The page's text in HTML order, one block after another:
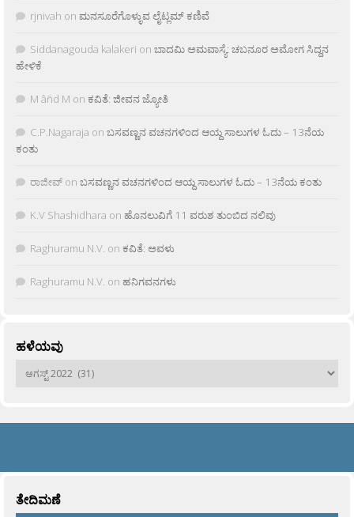
rjnivah on ಮನಸೂರೆಗೊಳ್ಳುವ ಲೈಟ್ಲಮ್ ಕಣಿವೆ
Siddanagouda kalakeri on ಬಾದಮಿ ಅಮವಾಸ್ಯೆ: ಚಬನೂರ ಅಮೋಗ ಸಿದ್ದನ
ಹೇಳಿಕೆ
M âñd M on ಕವಿತೆ: ಜೀವನ ಜ್ಯೋತಿ
C.P.Nagaraja on ಬಸವಣ್ಣನ ವಚನಗಳಿಂದ ಆಯ್ದ ಸಾಲುಗಳ ಓದು – 13ನೆಯ
ಕಂತು
ರಾಜೀವ್ on ಬಸವಣ್ಣನ ವಚನಗಳಿಂದ ಆಯ್ದ ಸಾಲುಗಳ ಓದು – 13ನೆಯ ಕಂತು
K.V Shashidhara on ಹೊನಲುವಿಗೆ 11 ವರುಶ ತುಂಬಿದ ನಲಿವು
Raghuramu N.V. on ಕವಿತೆ: ಅವಳು
Raghuramu N.V. on ಹನಿಗವನಗಳು
ಹಳೆಯವು
ಹಳೆಯವು
ತೇದಿಮಣೆ